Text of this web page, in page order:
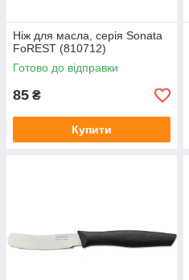
Ніж для масла, серія Sonata
FoREST (810712)
Готово до відправки
85 ₴
Купити